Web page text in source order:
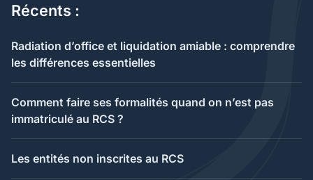
Récents :
Radiation d’office et liquidation amiable : comprendre
les différences essentielles
Comment faire ses formalités quand on n’est pas
immatriculé au RCS ?
Les entités non inscrites au RCS